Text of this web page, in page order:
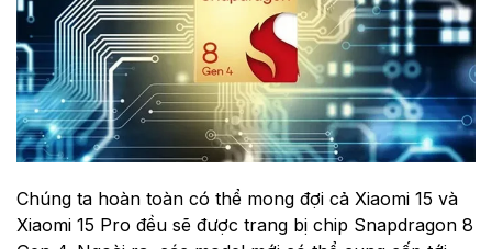
Chúng ta hoàn toàn có thể mong đợi cả Xiaomi 15 và
Xiaomi 15 Pro đều sẽ được trang bị chip Snapdragon 8